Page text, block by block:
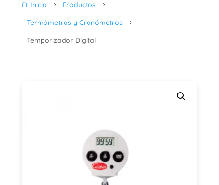
 Inicio 5 Productos 5
Termómetros y Cronómetros 5
Temporizador Digital